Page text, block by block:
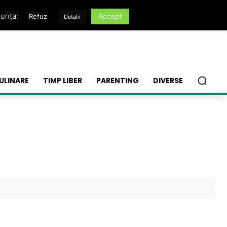
TIMP LIBER PARENTING DIVERSE
Refuz Detalii Accept